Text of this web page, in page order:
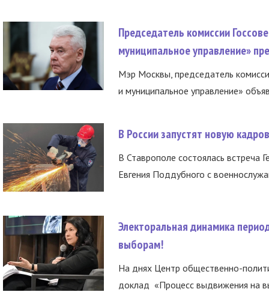
Председатель комиссии
муниципальное управление»
Мэр Москвы, председатель
и муниципальное управление»
В России запустят новую
В Ставрополе состоялась встреча
Евгения Поддубного с
Электоральная динамика
выборам!
На днях Центр общественно-
доклад «Процесс выдвижения на